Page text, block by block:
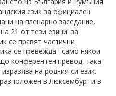
език за официален.
на пленарно заседание,
21 от тези езици: за
се правят частични
се превеждат само някои
конферентен превод, така
на родния си език.
в Люксембург и в